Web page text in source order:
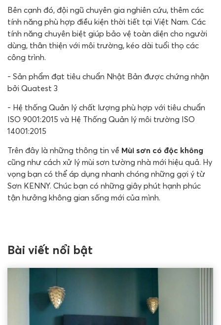
Bên cạnh đó, đội ngũ chuyên gia nghiên cứu, thêm các
tính năng phù hợp điều kiện thời tiết tại Việt Nam. Các
tính năng chuyên biệt giúp bảo vệ toàn diện cho người
dùng, thân thiện với môi trường, kéo dài tuổi thọ các
công trình.
- Sản phẩm đạt tiêu chuẩn Nhật Bản được chứng nhận
bởi Quatest 3
- Hệ thống Quản lý chất lượng phù hợp với tiêu chuẩn
ISO 9001:2015 và Hệ Thống Quản lý môi trường ISO
14001:2015
Trên đây là những thông tin về Mùi sơn có độc không
cũng như cách xử lý mùi sơn tường nhà mới hiệu quả. Hy
vọng bạn có thể áp dụng nhanh chóng những gợi ý từ
Sơn KENNY. Chúc bạn có những giây phút hạnh phúc
tận hưởng không gian sống mới của mình.
Bài viết nổi bật